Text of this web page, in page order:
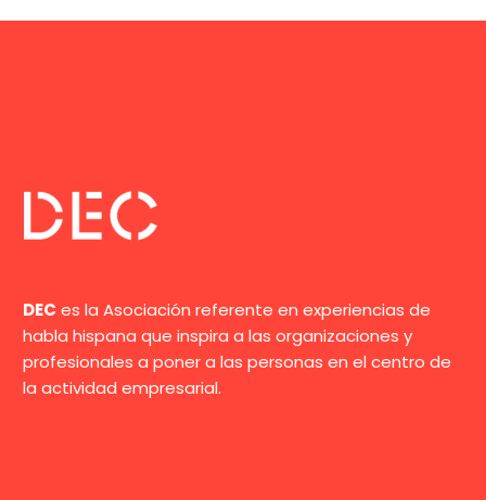
DEC es la Asociación referente en experiencias de
habla hispana que inspira a las organizaciones y
profesionales a poner a las personas en el centro de
la actividad empresarial.